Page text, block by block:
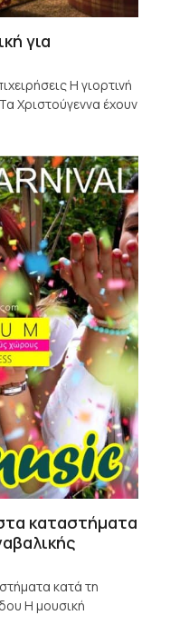
για
Η γιορτινή
Χριστούγεννα έχουν
καταστήματα
κατά τη
Η μουσική